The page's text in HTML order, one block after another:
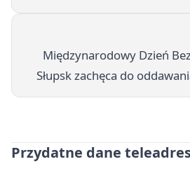
Międzynarodowy Dzień
Słupsk zachęca do
Przydatne dane